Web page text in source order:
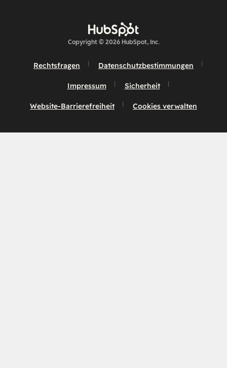
Copyright © 2026 HubSpot, Inc.
Rechtsfragen Datenschutzbestimmungen
Impressum Sicherheit
Website-Barrierefreiheit Cookies verwalten